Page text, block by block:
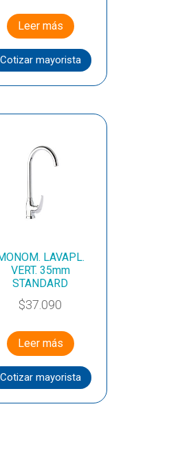
Leer más
Cotizar mayorista
LAVAPL.
VERT. 35mm
STANDARD
$37.090
Leer más
Cotizar mayorista